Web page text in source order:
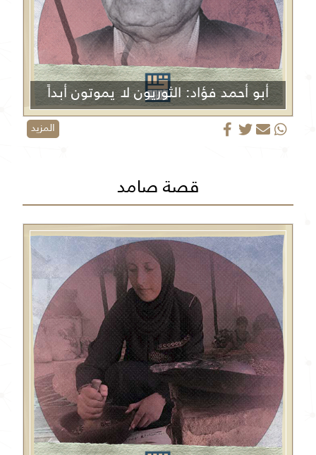
أبو أحمد فؤاد: الثوريون لا يموتون أبداً
المزيد
قصة صامد